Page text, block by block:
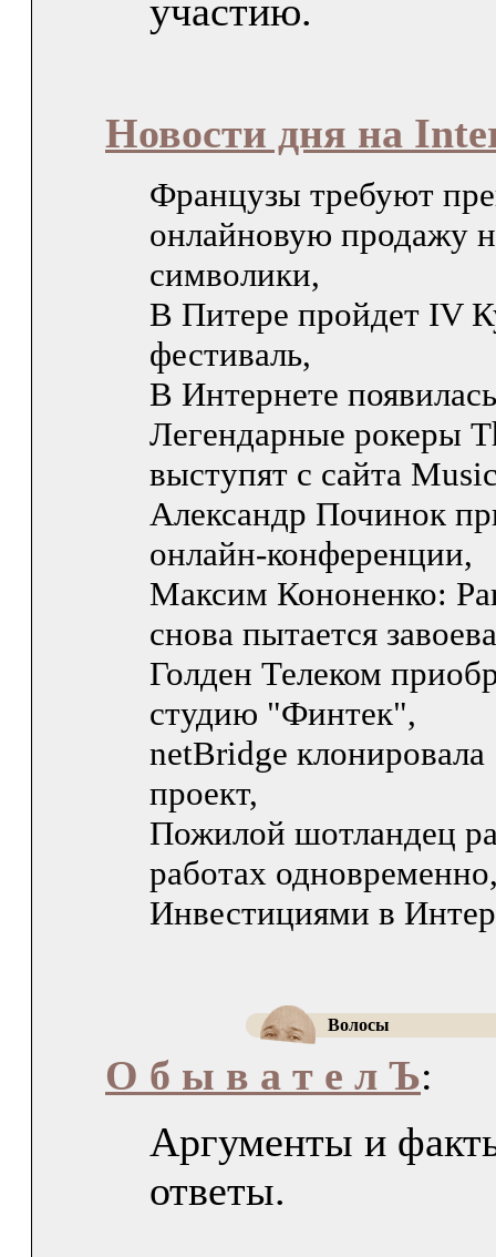
участию.
Новости дня на
Французы требуют
онлайновую продажу
символики,
В Питере пройдет IV
фестиваль,
В Интернете
Легендарные рокеры
выступят с сайта
Александр Починок
онлайн-конференции,
Максим Кононенко:
снова пытается
Голден Телеком
студию "Финтек",
netBridge
проект,
Пожилой шотландец
работах
Инвестициями в
Волосы
О б ы в а т е л Ъ:
Аргументы и
ответы.